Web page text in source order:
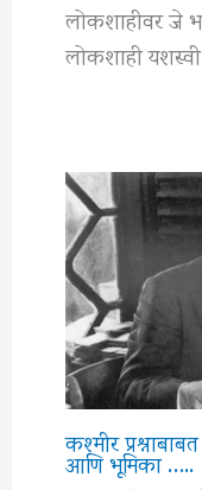
लोकशाहीवर जे
लोकशाही
कश्मीर
आणि भूमिका …..